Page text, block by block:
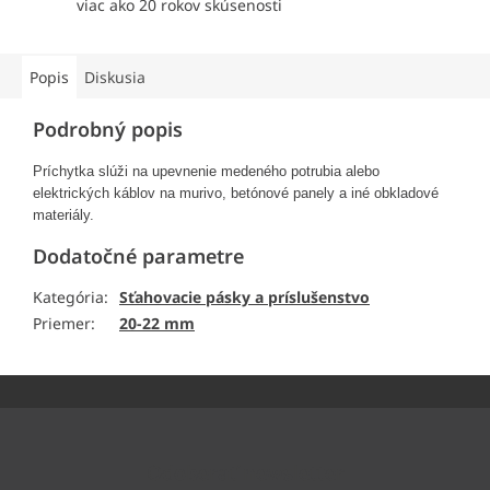
viac ako 20 rokov skúsenosti
Popis Diskusia
Podrobný popis
Príchytka slúži na upevnenie medeného potrubia alebo
elektrických káblov na murivo, betónové panely a iné obkladové
materiály.
Dodatočné parametre
Kategória: Sťahovacie pásky a príslušenstvo
Priemer: 20-22 mm